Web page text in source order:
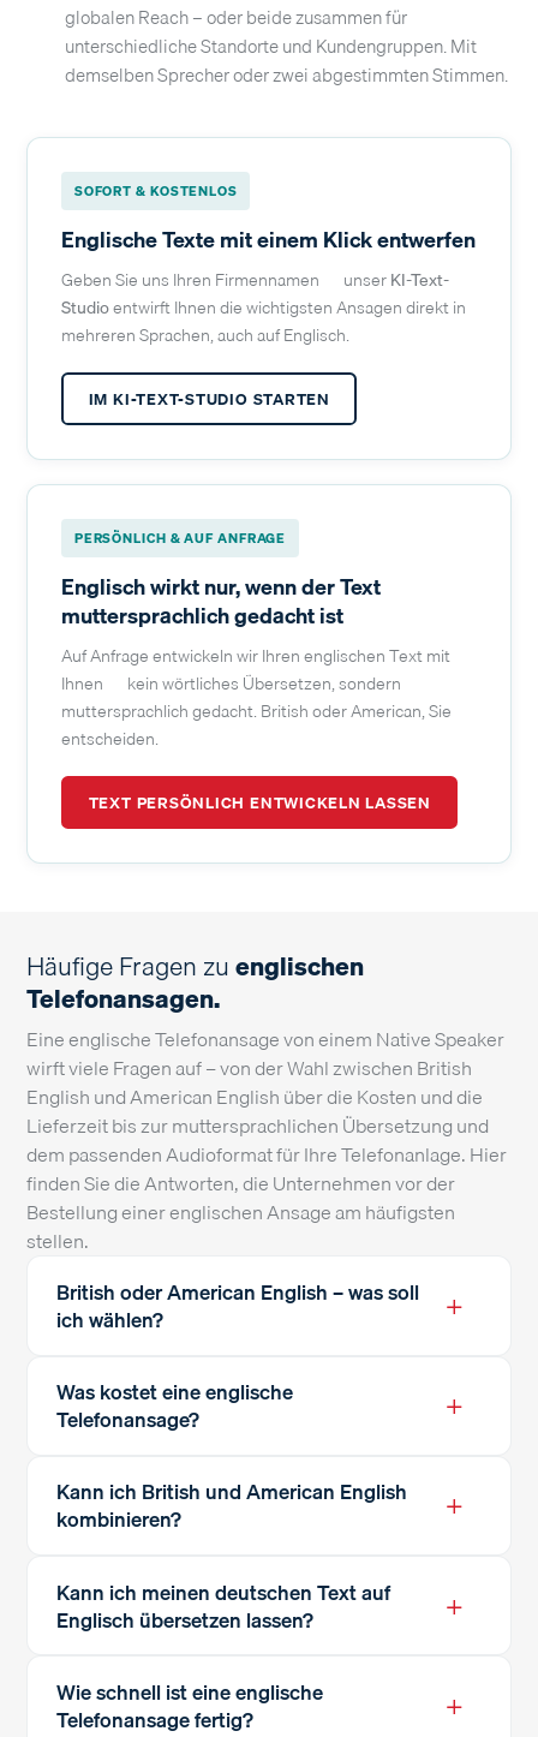
globalen Reach – oder beide zusammen für
unterschiedliche Standorte und Kundengruppen. Mit
demselben Sprecher oder zwei abgestimmten Stimmen.
SOFORT & KOSTENLOS
Englische Texte mit einem Klick entwerfen
Geben Sie uns Ihren Firmennamen — unserKI-Text-
Studioentwirft Ihnen die wichtigsten Ansagen direkt in
mehreren Sprachen, auch auf Englisch.
IM KI-TEXT-STUDIO STARTEN
PERSÖNLICH & AUF ANFRAGE
Englisch wirkt nur, wenn der Text
muttersprachlich gedacht ist
Auf Anfrage entwickeln wir Ihren englischen Text mit
Ihnen — kein wörtliches Übersetzen, sondern
muttersprachlich gedacht. British oder American, Sie
entscheiden.
TEXT PERSÖNLICH ENTWICKELN LASSEN
Häufige Fragen zuenglischen
Telefonansagen.
Eine englische Telefonansage von einem Native Speaker
wirft viele Fragen auf – von der Wahl zwischen British
English und American English über die Kosten und die
Lieferzeit bis zur muttersprachlichen Übersetzung und
dem passenden Audioformat für Ihre Telefonanlage. Hier
finden Sie die Antworten, die Unternehmen vor der
Bestellung einer englischen Ansage am häufigsten
stellen.
British oder American English – was soll
ich wählen?
+
Was kostet eine englische
Telefonansage?
+
Kann ich British und American English
kombinieren?
+
Kann ich meinen deutschen Text auf
Englisch übersetzen lassen?
+
Wie schnell ist eine englische
Telefonansage fertig?
+